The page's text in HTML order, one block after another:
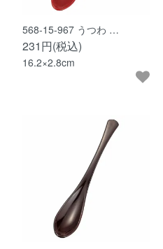
568-15-967 うつわ …
231円(税込)
16.2×2.8cm